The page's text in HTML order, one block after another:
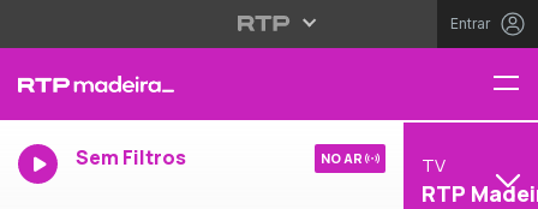
Entrar
Sem Filtros NO AR TV
RTP